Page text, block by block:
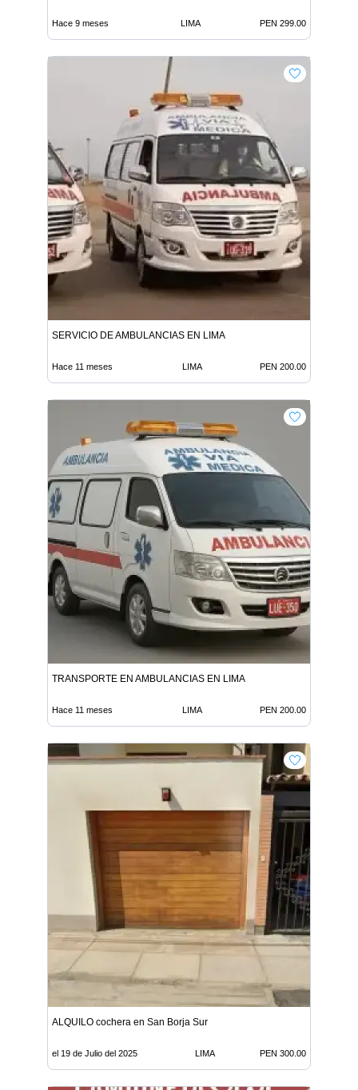
Hace 9 meses LIMA PEN 299.00
SERVICIO DE AMBULANCIAS EN LIMA
Hace 11 meses LIMA PEN 200.00
TRANSPORTE EN AMBULANCIAS EN LIMA
Hace 11 meses LIMA PEN 200.00
ALQUILO cochera en San Borja Sur
el 19 de Julio del 2025 LIMA PEN 300.00